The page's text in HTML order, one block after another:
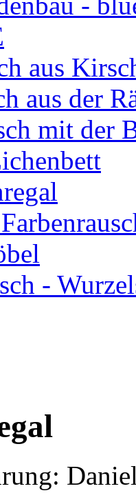
aus
aus der
mit der
-